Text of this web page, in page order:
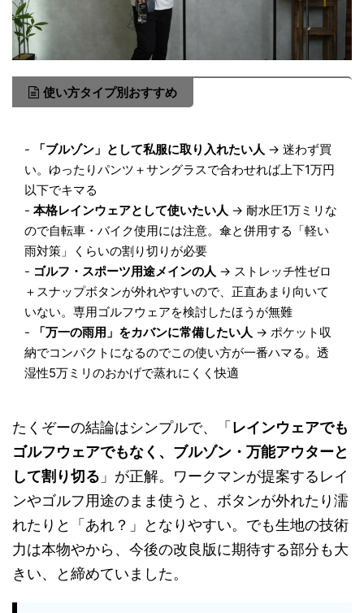
使い方タイプ別おすすめ
- 「ブルゾン」として私服に取り入れたい人 → 迷わず買
い。ゆったりパンツ＋サングラスで合わせれば上下1万円
以下でキマる
- 本格レインウェアとして使いたい人 → 耐水圧1万ミリな
ので自転車・バイク使用には注意。傘と併用する「軽い
雨対策」くらいの割り切りが必要
- ゴルフ・スポーツ用途メインの人 → ストレッチ性ゼロ
＋スナップボタンが外れやすいので、正直あまり向いて
いない。専用ゴルフウェアを検討したほうが無難
-
「万一の雨用」をカバンに常備したい人 → ポケット収
納でコンパクトになるのでこの使い方が一番ハマる。透
湿性5万ミリのおかげで蒸れにくく快適
たくぞーの結論はシンプルで、「 レインウェアでも
ゴルフウェアでもなく、ブルゾン・万能アウターと
して割り切る 」が正解。ワークマンが提案するレイ
ンやゴルフ用途のまま使うと、ボタンが外れたり濡
れたりと「あれ？」となりやすい。でも生地の技術
力は本物やから、今後の改良版に期待する部分も大
きい、と締めていました。